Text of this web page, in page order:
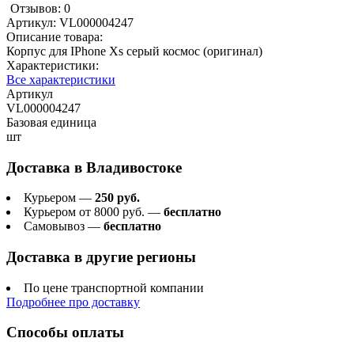
Отзывов: 0
Артикул: VL000004247
Описание товара:
Корпус для IPhone Xs серый космос (оригинал)
Характеристики:
Все характеристики
Артикул
VL000004247
Базовая единица
шт
Доставка в Владивостоке
Курьером — 250 руб.
Курьером от 8000 руб. — бесплатно
Самовывоз — бесплатно
Доставка в другие регионы
По цене транспортной компании
Подробнее про доставку
Способы оплаты